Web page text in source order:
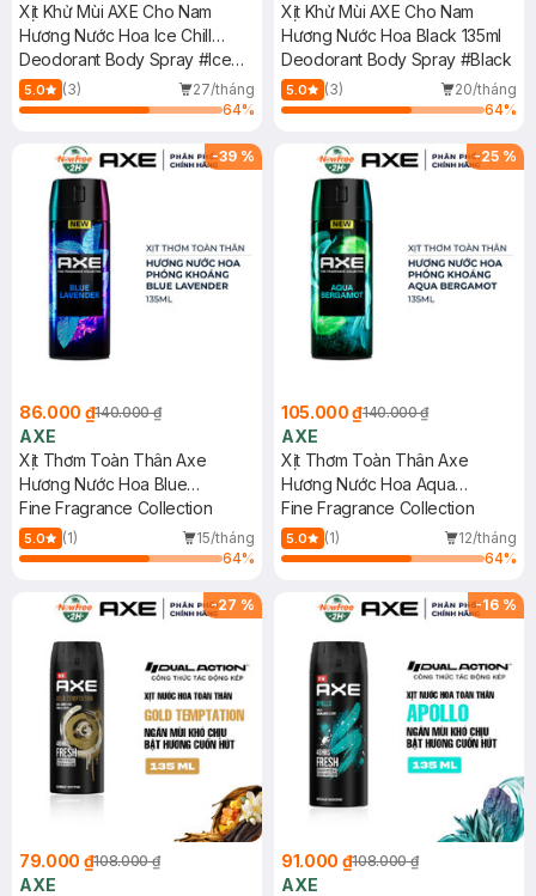
Xịt Khử Mùi AXE Cho Nam
Hương Nước Hoa Ice Chill
135ml
Deodorant Body Spray #Ice
Chill
5.0 (3)
27/tháng
64%
Xịt Khử Mùi AXE Cho Nam
Hương Nước Hoa Black 135ml
Deodorant Body Spray #Black
5.0 (3)
20/tháng
64%
-39 %
86.000 ₫140.000 ₫
AXE
Xịt Thơm Toàn Thân Axe
Hương Nước Hoa Blue
Lavender 135ml
Fine Fragrance Collection
5.0 (1)
15/tháng
64%
-25 %
105.000 ₫140.000 ₫
AXE
Xịt Thơm Toàn Thân Axe
Hương Nước Hoa Aqua
Bergamot 135ml
Fine Fragrance Collection
5.0 (1)
12/tháng
64%
-27 %
79.000 ₫108.000 ₫
AXE
-16 %
91.000 ₫108.000 ₫
AXE